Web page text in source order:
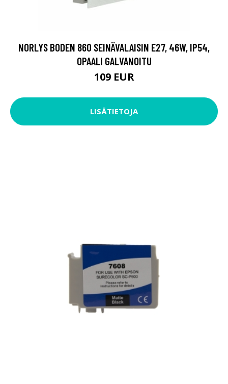
NORLYS BODEN 860 SEINÄVALAISIN E27, 46W, IP54,
OPAALI GALVANOITU
109 EUR
LISÄTIETOJA